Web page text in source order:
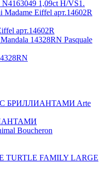
1,09ct H/VS1.
арт.14602R
Pasquale
14328RN
Arte
С БРИЛЛИАНТАМИ
Boucheron